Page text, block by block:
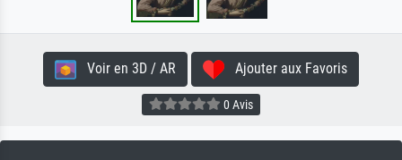
Voir en 3D / AR Ajouter aux Favoris
0 Avis